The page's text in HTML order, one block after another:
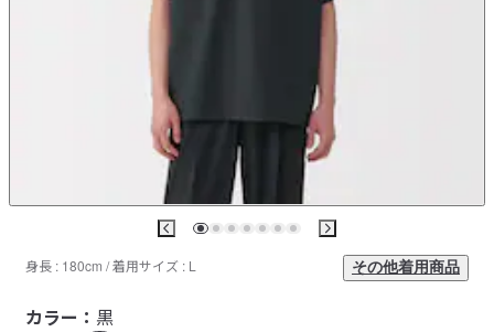
身長 : 180cm / 着用サイズ : L その他着用商品
カラー： 黒